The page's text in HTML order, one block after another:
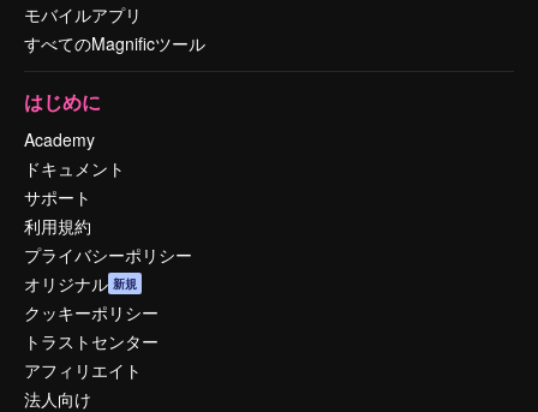
モバイルアプリ
すべてのMagnificツール
はじめに
Academy
ドキュメント
サポート
利用規約
プライバシーポリシー
オリジナル 新規
クッキーポリシー
トラストセンター
アフィリエイト
法人向け